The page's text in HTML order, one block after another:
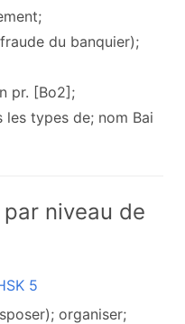
du banquier);
pr. [Bo2];
les types de; nom Bai
niveau de
5
organiser;